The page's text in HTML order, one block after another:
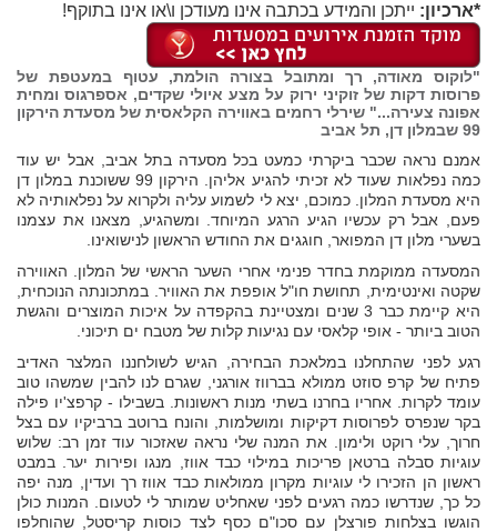
*ארכיון: ייתכן והמידע בכתבה אינו מעודכן ו\או אינו בתוקף!
"לוקוס מאודה, רך ומתובל בצורה הולמת, עטוף במעטפת של
פרוסות דקות של זוקיני ירוק על מצע איולי שקדים, אספרגוס ומחית
אפונה צעירה..." שירלי רחמים באווירה הקלאסית של מסעדת הירקון
99 שבמלון דן, תל אביב
אמנם נראה שכבר ביקרתי כמעט בכל מסעדה בתל אביב, אבל יש עוד
כמה נפלאות שעוד לא זכיתי להגיע אליהן. הירקון 99 ששוכנת במלון דן
היא מסעדת המלון. כמוכם, יצא לי לשמוע עליה ולקרוא על נפלאותיה לא
פעם, אבל רק עכשיו הגיע הרגע המיוחד. ומשהגיע, מצאנו את עצמנו
בשערי מלון דן המפואר, חוגגים את החודש הראשון לנישואינו.
המסעדה ממוקמת בחדר פנימי אחרי השער הראשי של המלון. האווירה
שקטה ואינטימית, תחושת חו"ל אופפת את האוויר. במתכונתה הנוכחית,
היא קיימת כבר 3 שנים ומצטיינת בהקפדה על איכות המוצרים והגשת
הטוב ביותר - אופי קלאסי עם נגיעות קלות של מטבח ים תיכוני.
רגע לפני שהתחלנו במלאכת הבחירה, הגיש לשולחננו המלצר האדיב
פתיח של קרפ סוזט ממולא בברווז אורגני, שגרם לנו להבין שמשהו טוב
עומד לקרות. אחריו בחרנו בשתי מנות ראשונות. בשבילו - קרפצ'יו פילה
בקר שנפרס לפרוסות דקיקות ומושלמות, והונח ברוטב ברביקיו עם בצל
חרוך, עלי רוקט ולימון. את המנה שלי נראה שאזכור עוד זמן רב: שלוש
עוגיות סבלה ברטאן פריכות במילוי כבד אווז, מנגו ופירות יער. במבט
ראשון הן הזכירו לי עוגיות מקרון ממולאות כבד אווז רך ועדין, מנה יפה
כל כך, שנדרשו כמה רגעים לפני שאחליט שמותר לי לטעום. המנות כולן
הוגשו בצלחות פורצלן עם סכו"ם כסף לצד כוסות קריסטל, שהוחלפו